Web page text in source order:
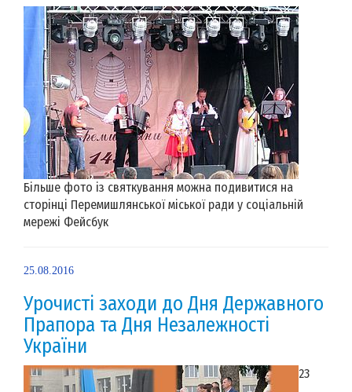
Більше фото із святкування можна подивитися на
сторінці Перемишлянської міської ради у соціальній
мережі Фейсбук
25.08.2016
Урочисті заходи до Дня Державного
Прапора та Дня Незалежності
України
23